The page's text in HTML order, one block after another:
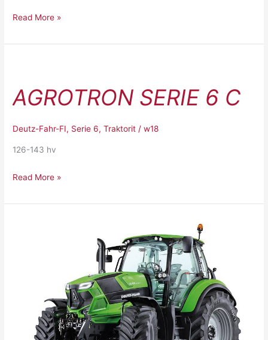
Read More »
AGROTRON SERIE 6 C
Deutz-Fahr-FI, Serie 6,Traktorit /w18
126-143 hv
6
C
Read More »
SYLINTERIÄ